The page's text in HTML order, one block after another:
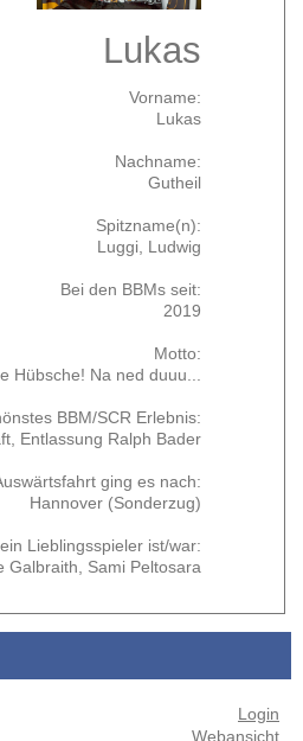
Lukas
Vorname:
Lukas
Nachname:
Gutheil
Spitzname(n):
Luggi, Ludwig
Bei den BBMs seit:
2019
Motto:
Hübsche! Na ned duuu...
BBM/SCR Erlebnis:
Entlassung Ralph Bader
ging es nach:
Hannover (Sonderzug)
Lieblingsspieler ist/war:
Galbraith, Sami Peltosara
Login
Webansicht